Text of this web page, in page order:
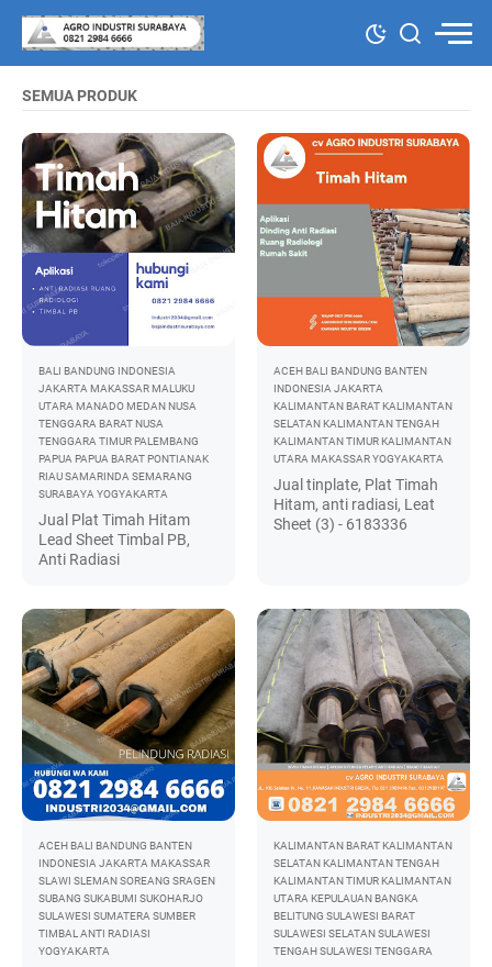
SEMUA PRODUK
BALI BANDUNG INDONESIA
JAKARTA MAKASSAR MALUKU
UTARA MANADO MEDAN NUSA
TENGGARA BARAT NUSA
TENGGARA TIMUR PALEMBANG
PAPUA PAPUA BARAT PONTIANAK
RIAUSAMARINDA SEMARANG
SURABAYA YOGYAKARTA
Jual Plat Timah Hitam
Lead Sheet Timbal PB,
Anti Radiasi
ACEH BALI BANDUNG BANTEN
INDONESIA JAKARTA
KALIMANTAN BARAT KALIMANTAN
SELATAN KALIMANTAN TENGAH
KALIMANTAN TIMUR KALIMANTAN
UTARA MAKASSARYOGYAKARTA
Jual tinplate, Plat Timah
Hitam, anti radiasi, Leat
Sheet (3) - 6183336
ACEH BALI BANDUNG BANTEN
INDONESIAJAKARTA MAKASSAR
SLAWI SLEMAN SOREANG SRAGEN
SUBANG SUKABUMI
SUKOHARJO
SULAWESI SUMATERASUMBER
TIMBAL ANTI RADIASI
YOGYAKARTA
KALIMANTAN BARAT KALIMANTAN
SELATAN KALIMANTAN TENGAH
KALIMANTAN TIMUR KALIMANTAN
UTARA KEPULAUAN BANGKA
BELITUNG SULAWESI BARAT
SULAWESI SELATAN SULAWESI
TENGAH SULAWESI TENGGARA